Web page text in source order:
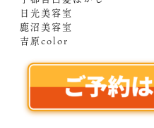
日光美容室
鹿沼美容室
吉原color